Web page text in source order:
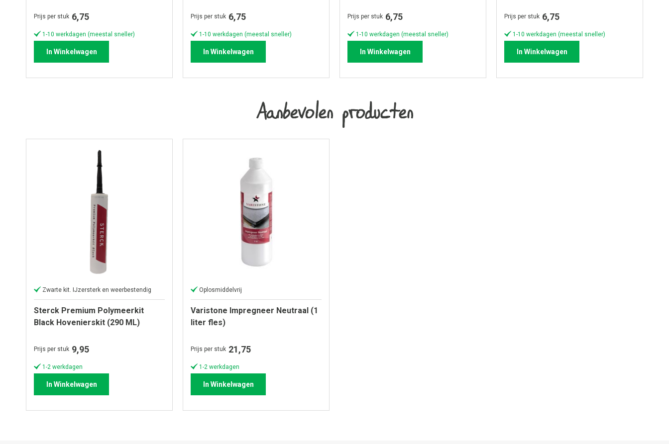
Prijs per stuk 6,75
1-10 werkdagen (meestal sneller)
In Winkelwagen
Prijs per stuk 6,75
1-10 werkdagen (meestal sneller)
In Winkelwagen
Prijs per stuk 6,75
1-10 werkdagen (meestal sneller)
In Winkelwagen
Prijs per stuk 6,75
1-10 werkdagen (meestal sneller)
In Winkelwagen
Aanbevolen producten
Zwarte kit. IJzersterk en weerbestendig
Sterck Premium Polymeerkit
Black Hovenierskit (290 ML)
Prijs per stuk 9,95
1-2 werkdagen
In Winkelwagen
Oplosmiddelvrij
Varistone Impregneer Neutraal (1
liter fles)
Prijs per stuk 21,75
1-2 werkdagen
In Winkelwagen